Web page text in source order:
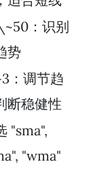
：识别
势
：调节趋
断稳健性
"sma",
"wma"